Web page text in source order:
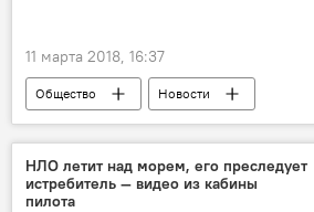
11 марта 2018, 16:37
Общество
Новости
Радио Sputnik Кыргызстан
одежда
мода
женственность
спорт
НЛО летит над морем, его преследует
истребитель — видео из кабины
пилота